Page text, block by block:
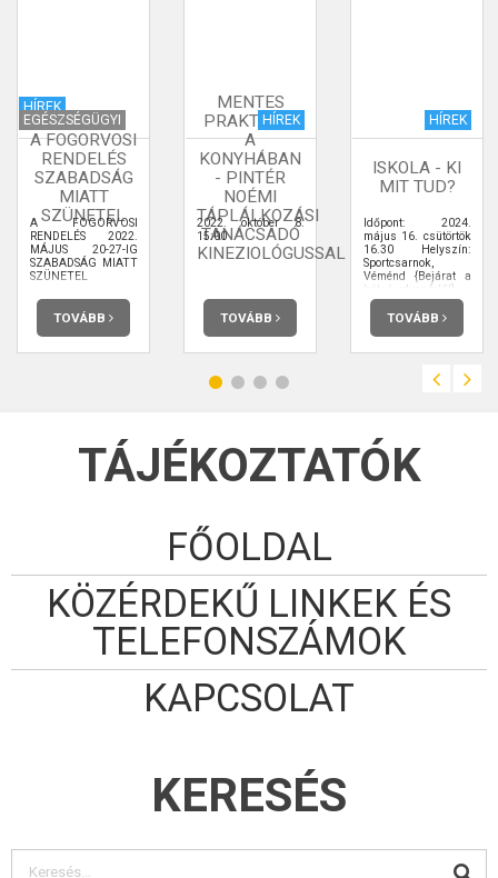
HÍREK
EGÉSZSÉGÜGYI
A FOGORVOSI
RENDELÉS
SZABADSÁG
MIATT
SZÜNETEL
A FOGORVOSI
RENDELÉS 2022.
MÁJUS 20-27-IG
SZABADSÁG MIATT
SZÜNETEL
TOVÁBB
HÍREK
MENTES
PRAKTIKÁK
A
KONYHÁBAN
- PINTÉR
NOÉMI
TÁPLÁLKOZÁSI
TANÁCSADÓ
KINEZIOLÓGUSSAL
2022. október 8.
15:00
TOVÁBB
HÍREK
ISKOLA - KI
MIT TUD?
Időpont: 2024.
május 16. csütörtök
16.30 Helyszín:
Sportcsarnok,
Véménd {Bejárat a
hátsó udvar felől}
TOVÁBB
TÁJÉKOZTATÓK
FŐOLDAL
KÖZÉRDEKŰ LINKEK ÉS
TELEFONSZÁMOK
KAPCSOLAT
KERESÉS